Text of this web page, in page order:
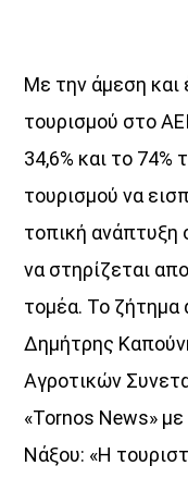
ΔΙΚΤΥΩΣΗ
Με την άμεση και
τουρισμού στο
34,6% και το
τουρισμού να
τοπική ανάπτυξη
να στηρίζεται
τομέα. Το ζήτημα
Δημήτρης
Αγροτικών
«Tornos News»
Νάξου: «Η